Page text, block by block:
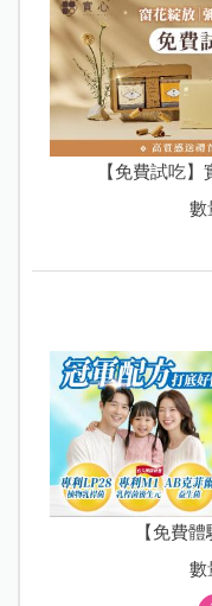
【免費試吃
數
【免費
數